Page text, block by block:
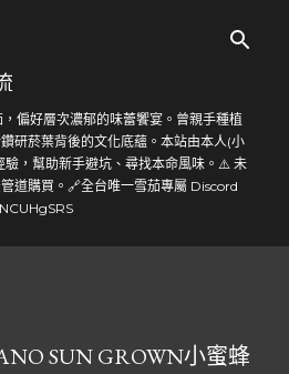
偏好層次濃郁的味蕾饗宴。曾親手種植
研菸葉背後的文化底蘊。本站由本人(小
驗，幫助新手避坑、尋找本命風味。⚠️ 未
道購買。🔗全台唯一雪茄專屬 Discord
SUN GROWN小蜜蜂